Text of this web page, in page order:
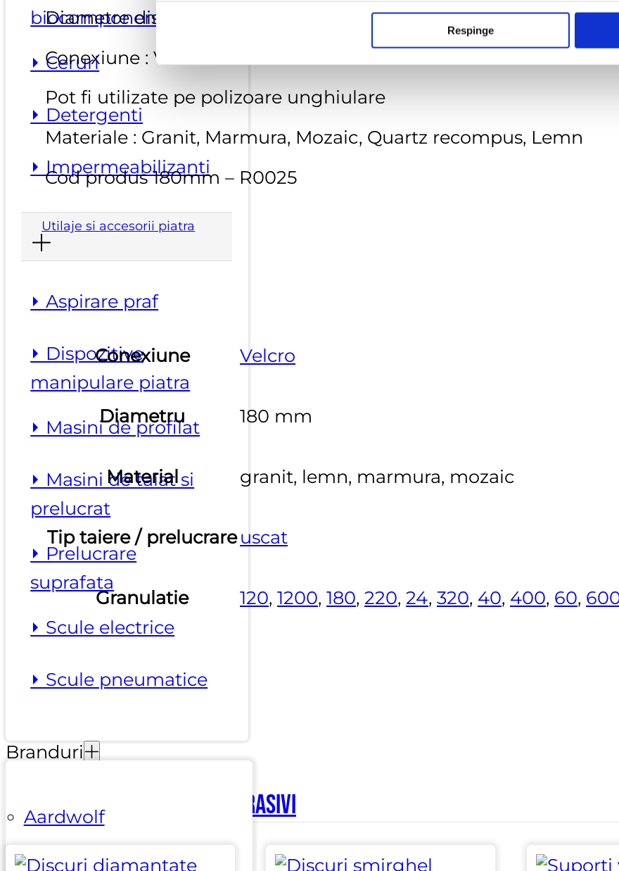
Respinge
biocomponenti
⏵ Ceruri
⏵ Detergenti
⏵ Impermeabilizanti
Utilaje si accesorii piatra
⏵ Aspirare praf
⏵ Dispozitive
manipulare piatra
⏵ Masini de profilat
⏵ Masini de taiat si
prelucrat
⏵ Prelucrare
suprafata
⏵ Scule electrice
⏵ Scule pneumatice
Branduri
Aardwolf
Diametre disponibile : 180 mm
Conexiune : Velcro
Pot fi utilizate pe polizoare unghiulare
Materiale : Granit, Marmura, Mozaic, Quartz recompus, Lemn
Cod produs 180mm – R0025
Conexiune Velcro
Diametru 180 mm
Material granit, lemn, marmura, mozaic
Tip taiere / prelucrareuscat
Granulatie 120, 1200, 180, 220, 24, 320, 40, 400, 60,
Alte produse marca Sait Abrasivi